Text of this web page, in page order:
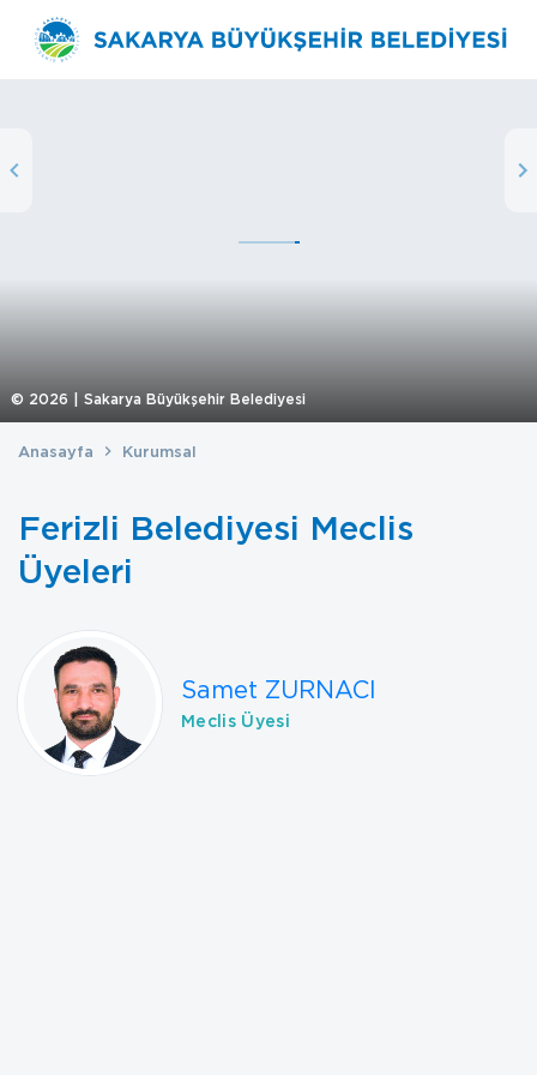
© 2026 | Sakarya Büyükşehir Belediyesi
Anasayfa Kurumsal
Ferizli Belediyesi Meclis
Üyeleri
Samet ZURNACI
Meclis Üyesi